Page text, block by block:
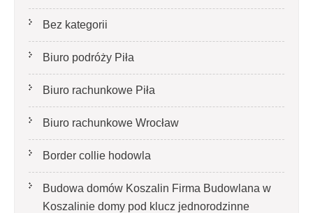
Bez kategorii
Biuro podróży Piła
Biuro rachunkowe Piła
Biuro rachunkowe Wrocław
Border collie hodowla
Budowa domów Koszalin Firma Budowlana w
Koszalinie domy pod klucz jednorodzinne